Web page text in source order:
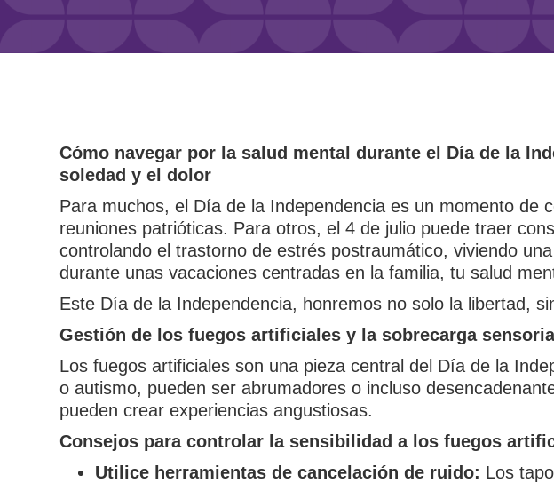
Cómo navegar por la salud mental durante el Día de la
soledad y el dolor
Para muchos, el Día de la Independencia es un momento de
reuniones patrióticas. Para otros, el 4 de julio puede traer
controlando el trastorno de estrés postraumático, viviendo
durante unas vacaciones centradas en la familia, tu salud
Este Día de la Independencia, honremos no solo la libertad,
Gestión de los fuegos artificiales y la sobrecarga
Los fuegos artificiales son una pieza central del Día de la
o autismo, pueden ser abrumadores o incluso
pueden crear experiencias angustiosas.
Consejos para controlar la sensibilidad a los fuegos
Utilice herramientas de cancelación de ruido: Los